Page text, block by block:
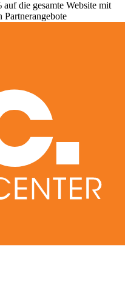
die gesamte Website mit
Partnerangebote